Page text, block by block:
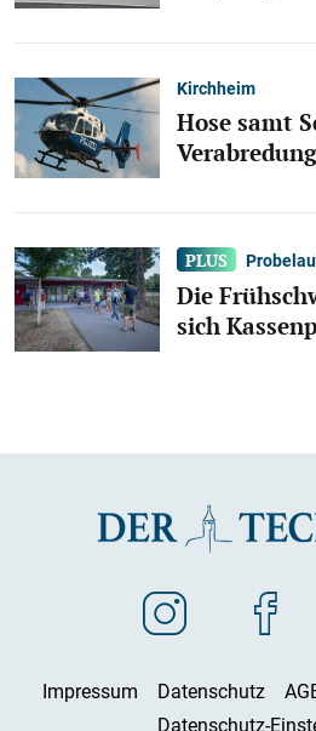
Kirchheim
Hose samt
Die
sich
Impressum Datenschutz
Datenschutz-